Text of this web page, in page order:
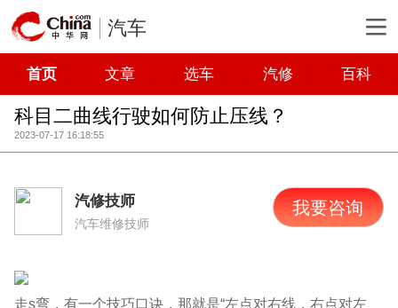
汽车
首页 文章 选车 汽修 百科
科目二曲线行驶如何防止压线？
2023-07-17 16:18:55
汽修技师
汽车维修技师
我要咨询
走s弯，有一个技巧口诀，那就是“左点对右线，右点对左